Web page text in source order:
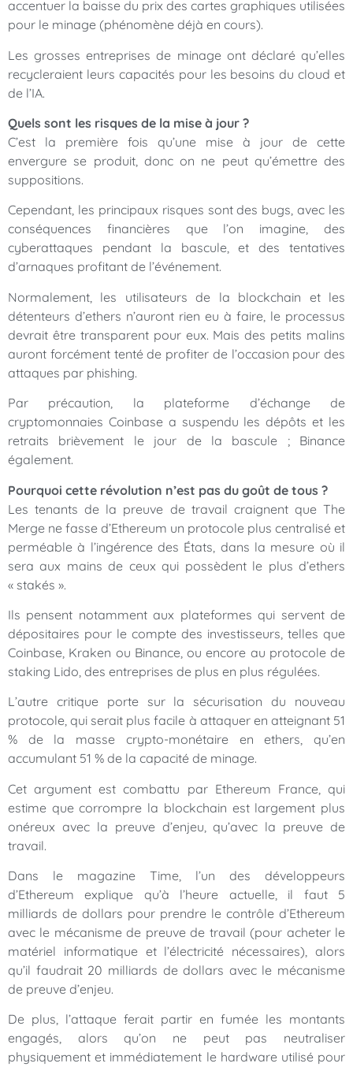
accentuer la baisse du prix des cartes graphiques utilisées
pour le minage (phénomène déjà en cours).
Les grosses entreprises de minage ont déclaré qu’elles
recycleraient leurs capacités pour les besoins du cloud et
de l’IA.
Quels sont les risques de la mise à jour ?
C’est la première fois qu’une mise à jour de cette
envergure se produit, donc on ne peut qu’émettre des
suppositions.
Cependant, les principaux risques sont des bugs, avec les
conséquences financières que l’on imagine, des
cyberattaques pendant la bascule, et des tentatives
d’arnaques profitant de l’événement.
Normalement, les utilisateurs de la blockchain et les
détenteurs d’ethers n’auront rien eu à faire, le processus
devrait être transparent pour eux. Mais des petits malins
auront forcément tenté de profiter de l’occasion pour des
attaques par phishing.
Par précaution, la plateforme d’échange de
cryptomonnaies Coinbase a suspendu les dépôts et les
retraits brièvement le jour de la bascule ; Binance
également.
Pourquoi cette révolution n’est pas du goût de tous ?
Les tenants de la preuve de travail craignent que The
Merge ne fasse d’Ethereum un protocole plus centralisé et
perméable à l’ingérence des États, dans la mesure où il
sera aux mains de ceux qui possèdent le plus d’ethers
« stakés ».
Ils pensent notamment aux plateformes qui servent de
dépositaires pour le compte des investisseurs, telles que
Coinbase, Kraken ou Binance, ou encore au protocole de
staking Lido, des entreprises de plus en plus régulées.
L’autre critique porte sur la sécurisation du nouveau
protocole, qui serait plus facile à attaquer en atteignant 51
% de la masse crypto-monétaire en ethers, qu’en
accumulant 51 % de la capacité de minage.
Cet argument est combattu par Ethereum France, qui
estime que corrompre la blockchain est largement plus
onéreux avec la preuve d’enjeu, qu’avec la preuve de
travail.
Dans le magazine Time, l’un des développeurs
d’Ethereum explique qu’à l’heure actuelle, il faut 5
milliards de dollars pour prendre le contrôle d’Ethereum
avec le mécanisme de preuve de travail (pour acheter le
matériel informatique et l’électricité nécessaires), alors
qu’il faudrait 20 milliards de dollars avec le mécanisme
de preuve d’enjeu.
De plus, l’attaque ferait partir en fumée les montants
engagés, alors qu’on ne peut pas neutraliser
physiquement et immédiatement le hardware utilisé pour